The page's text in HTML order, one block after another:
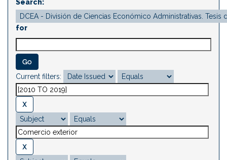
Search:
for
Current filters: